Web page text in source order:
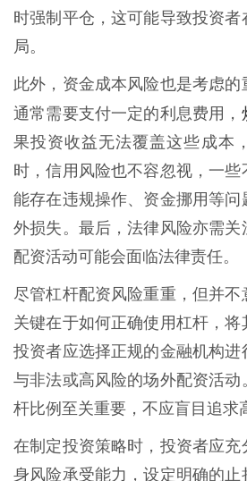
时强制平仓，这可能导致投资者
局。
此外，资金成本风险也是考虑
通常需要支付一定的利息费用，
果投资收益无法覆盖这些成本
时，信用风险也不容忽视，一
能存在违规操作、资金挪用等问
外损失。最后，法律风险亦需关
配资活动可能会面临法律责任。
尽管杠杆配资风险重重，但并不
关键在于如何正确使用杠杆，将
投资者应选择正规的金融机构进
与非法或高风险的场外配资活动
杆比例至关重要，不应盲目追求
在制定投资策略时，投资者应充
身风险承受能力，设定明确的止